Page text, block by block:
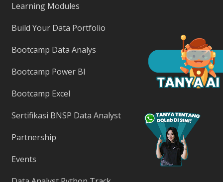
Learning Modules
Build Your Data Portfolio
Bootcamp Data Analys
Bootcamp Power BI
Bootcamp Excel
Sertifikasi BNSP Data Analyst
Partnership
Events